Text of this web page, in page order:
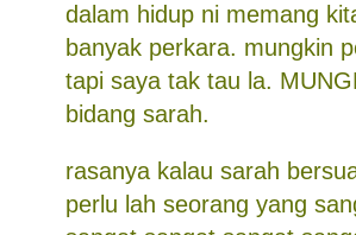
dalam hidup ni memang
banyak perkara. mungkin
tapi saya tak tau la.
bidang sarah.
rasanya kalau sarah
perlu lah seorang yang